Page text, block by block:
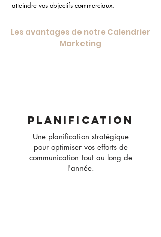
atteindre vos objectifs commerciaux.
Les avantages de notre Calendrier
Marketing
Planification
Une planification stratégique
pour optimiser vos efforts de
communication tout au long de
l'année.